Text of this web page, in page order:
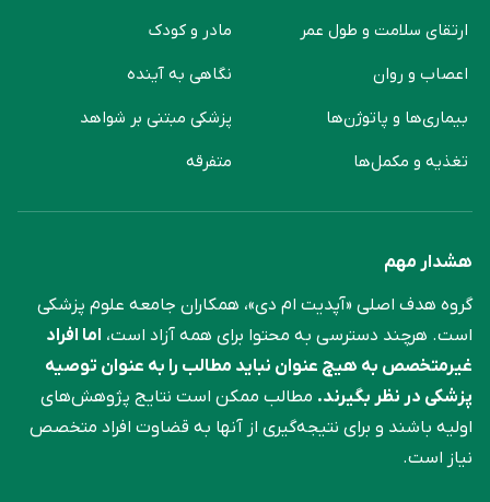
ارتقای سلامت و طول عمر
اعصاب و روان
بیماری‌ها و پاتوژن‌ها
تغذیه و مکمل‌ها
مادر و کودک
نگاهی به آینده
پزشکی مبتنی بر شواهد
متفرقه
هشدار مهم
گروه هدف اصلی «آپدیت ام دی»، همکاران جامعه علوم ‌پزشکی
است. هرچند دسترسی به محتوا برای همه آزاد است، اما افراد
غیرمتخصص به هیچ عنوان نباید مطالب را به عنوان توصیه
پزشکی در نظر بگیرند. مطالب ممکن است نتایج پژوهش‌های
اولیه باشند و برای نتیجه‌گیری از آنها به قضاوت افراد متخصص
نیاز است.